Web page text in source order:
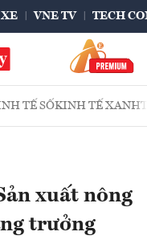
XE VNE TV TECH
TẾ SỐKINH TẾ XANH
xuất nông
trưởng